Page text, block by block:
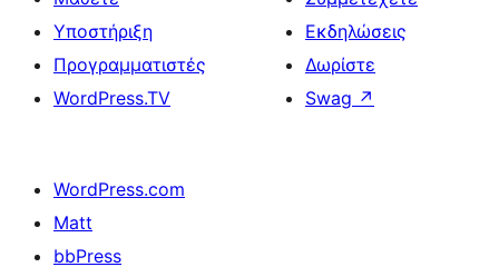
Υποστήριξη
Προγραμματιστές
WordPress.TV
Εκδηλώσεις
Δωρίστε
Swag ↗
WordPress.com
Matt
bbPress